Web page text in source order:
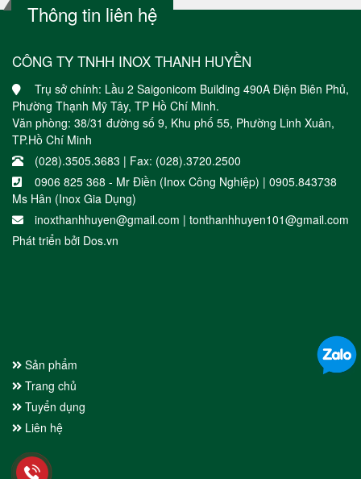
Thông tin liên hệ
CÔNG TY TNHH INOX THANH HUYỀN
Trụ sở chính: Lầu 2 Saigonicom Building 490A Điện Biên Phủ,
Phường Thạnh Mỹ Tây, TP Hồ Chí Minh.
Văn phòng: 38/31 đường số 9, Khu phố 55, Phường Linh Xuân,
TP.Hồ Chí Minh
(028).3505.3683 | Fax: (028).3720.2500
0906 825 368 - Mr Điền (Inox Công Nghiệp) | 0905.843738
Ms Hân (Inox Gia Dụng)
inoxthanhhuyen@gmail.com | tonthanhhuyen101@gmail.com
Phát triển bởi Dos.vn
Sản phẩm
Trang chủ
Tuyển dụng
Liên hệ